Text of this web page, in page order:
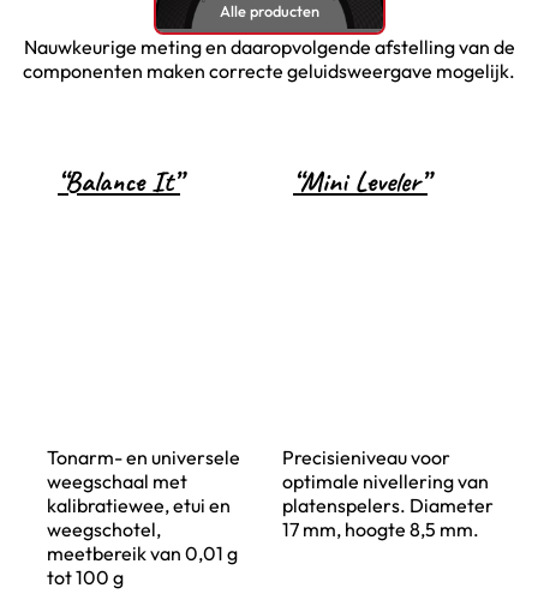
Alle producten
Nauwkeurige meting en daaropvolgende afstelling van de
componenten maken correcte geluidsweergave mogelijk.
“Balance It”
Tonarm- en universele
weegschaal met
kalibratiewee, etui en
weegschotel,
meetbereik van 0,01 g
tot 100 g
“Mini Leveler”
Precisieniveau voor
optimale nivellering van
platenspelers. Diameter
17 mm, hoogte 8,5 mm.